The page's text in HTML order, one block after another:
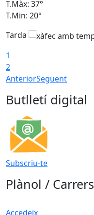
T.Màx: 37°
T.Min: 20°
Tarda
1
2
AnteriorSegüent
Butlletí digital
Subscriu-te
Plànol / Carrers
Accedeix